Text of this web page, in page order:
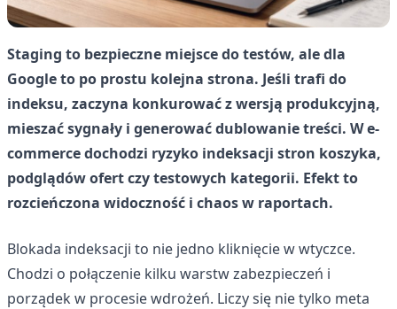
Staging to bezpieczne miejsce do testów, ale dla
Google to po prostu kolejna strona. Jeśli trafi do
indeksu, zaczyna konkurować z wersją produkcyjną,
mieszać sygnały i generować dublowanie treści. W e-
commerce dochodzi ryzyko indeksacji stron koszyka,
podglądów ofert czy testowych kategorii. Efekt to
rozcieńczona widoczność i chaos w raportach.
Blokada indeksacji to nie jedno kliknięcie w wtyczce.
Chodzi o połączenie kilku warstw zabezpieczeń i
porządek w procesie wdrożeń. Liczy się nie tylko meta